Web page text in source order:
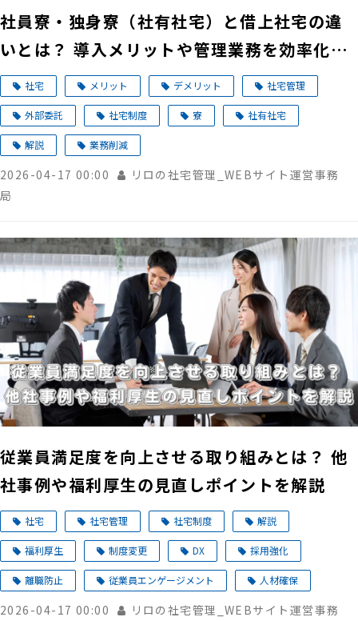
社員寮・独身寮（社有社宅）と借上社宅の違
いとは？ 導入メリットや管理業務を効率化す
るポイントを解説
社宅 メリット デメリット 社宅管理
外部委託 社宅制度 寮 社有社宅
解説 業務削減
2026-04-17 00:00
リロの社宅管理_WEBサイト運営事務
局
従業員満足度を向上させる取り組みとは？ 他
社事例や福利厚生の見直しポイントを解説
社宅 社宅管理 社宅制度 解説
福利厚生 制度変更 DX 採用強化
離職防止 従業員エンゲージメント 人材確保
2026-04-17 00:00
リロの社宅管理_WEBサイト運営事務